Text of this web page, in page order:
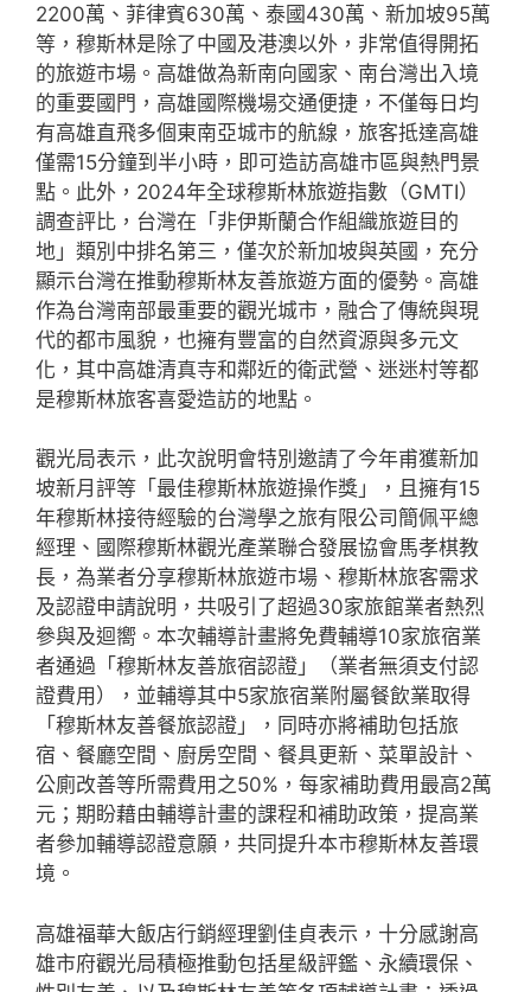
2200萬、菲律賓630萬、泰國430萬、新加坡95萬
等，穆斯林是除了中國及港澳以外，非常值得開拓
的旅遊市場。高雄做為新南向國家、南台灣出入境
的重要國門，高雄國際機場交通便捷，不僅每日均
有高雄直飛多個東南亞城市的航線，旅客抵達高雄
僅需15分鐘到半小時，即可造訪高雄市區與熱門景
點。此外，2024年全球穆斯林旅遊指數（GMTI）
調查評比，台灣在「非伊斯蘭合作組織旅遊目的
地」類別中排名第三，僅次於新加坡與英國，充分
顯示台灣在推動穆斯林友善旅遊方面的優勢。高雄
作為台灣南部最重要的觀光城市，融合了傳統與現
代的都市風貌，也擁有豐富的自然資源與多元文
化，其中高雄清真寺和鄰近的衛武營、迷迷村等都
是穆斯林旅客喜愛造訪的地點。
觀光局表示，此次說明會特別邀請了今年甫獲新加
坡新月評等「最佳穆斯林旅遊操作獎」，且擁有15
年穆斯林接待經驗的台灣學之旅有限公司簡佩平總
經理、國際穆斯林觀光產業聯合發展協會馬孝棋教
長，為業者分享穆斯林旅遊市場、穆斯林旅客需求
及認證申請說明，共吸引了超過30家旅館業者熱烈
參與及迴嚮。本次輔導計畫將免費輔導10家旅宿業
者通過「穆斯林友善旅宿認證」（業者無須支付認
證費用），並輔導其中5家旅宿業附屬餐飲業取得
「穆斯林友善餐旅認證」，同時亦將補助包括旅
宿、餐廳空間、廚房空間、餐具更新、菜單設計、
公廁改善等所需費用之50%，每家補助費用最高2萬
元；期盼藉由輔導計畫的課程和補助政策，提高業
者參加輔導認證意願，共同提升本市穆斯林友善環
境。
高雄福華大飯店行銷經理劉佳貞表示，十分感謝高
雄市府觀光局積極推動包括星級評鑑、永續環保、